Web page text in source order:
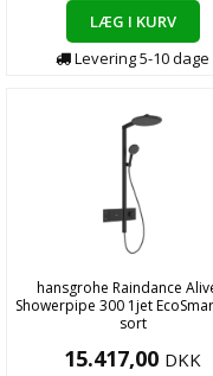
LÆG I KURV
Levering5-10dage
hansgrohe Raindance
Showerpipe 300 1jet
sort
15.417,00 DKK